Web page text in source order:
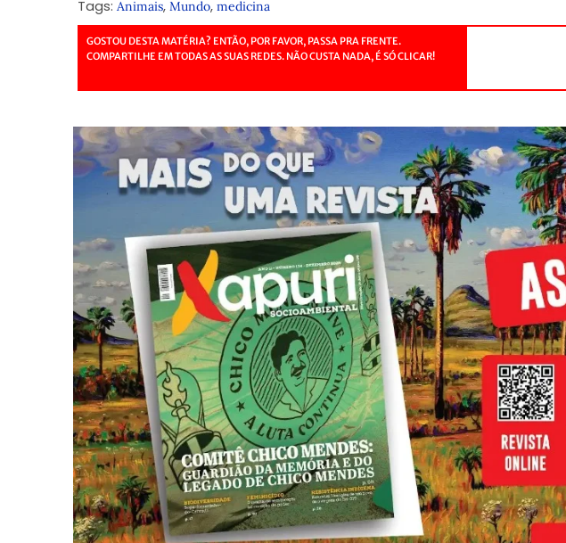
Tags: Animais, Mundo, medicina
GOSTOU DESTA MATÉRIA? ENTÃO, POR FAVOR, PASSA PRA FRENTE.
COMPARTILHE EM TODAS AS SUAS REDES. NÃO CUSTA NADA, É SÓ CLICAR!